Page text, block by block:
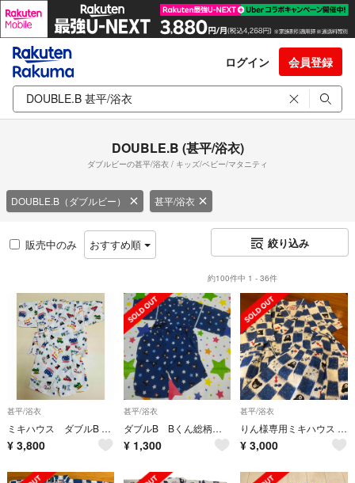
ログイン 会員登録
DOUBLE.B (甚平/浴衣)
ダブルビーの甚平/浴衣 / キッズ/ベビー/マタニティ
DOUBLE.B（ダブルビー） 甚平/浴衣
販売中のみ おすすめ順 絞り込み
約100件中 1 - 36件
甚平/浴衣
ミキハウス ダブルB 甚平 90
¥ 3,800
甚平/浴衣
ダブルB Bくん総柄甚平 紺130cm 日本製
¥ 1,300
甚平/浴衣
りん様専用ミキハウス 甚平 サイズ120
¥ 3,000